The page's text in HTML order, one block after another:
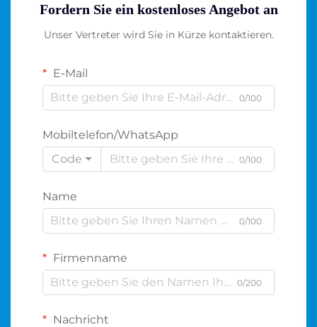
Fordern Sie ein kostenloses Angebot an
Unser Vertreter wird Sie in Kürze kontaktieren.
E-Mail
0/100
Mobiltelefon/WhatsApp
Code
0/100
Name
0/100
Firmenname
0/200
Nachricht